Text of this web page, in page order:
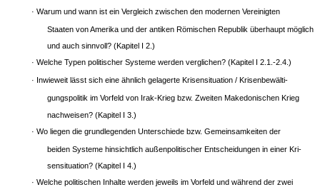
· Warum und wann ist ein Vergleich zwischen den modernen Vereinigten
Staaten von Amerika und der antiken Römischen Republik überhaupt möglich
und auch sinnvoll? (Kapitel I 2.)
· Welche Typen politischer Systeme werden verglichen? (Kapitel I 2.1.-2.4.)
· Inwieweit lässt sich eine ähnlich gelagerte Krisensituation / Krisenbewälti-
gungspolitik im Vorfeld von Irak-Krieg bzw. Zweiten Makedonischen Krieg
nachweisen? (Kapitel I 3.)
· Wo liegen die grundlegenden Unterschiede bzw. Gemeinsamkeiten der
beiden Systeme hinsichtlich außenpolitischer Entscheidungen in einer Kri-
sensituation? (Kapitel I 4.)
· Welche politischen Inhalte werden jeweils im Vorfeld und während der zwei